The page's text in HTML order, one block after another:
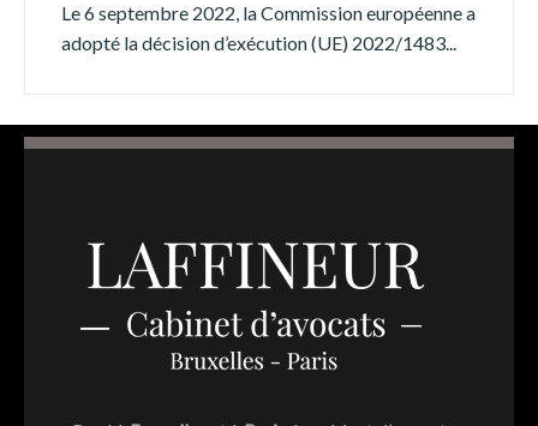
Le 6 septembre 2022, la Commission européenne a
adopté la décision d’exécution (UE) 2022/1483...